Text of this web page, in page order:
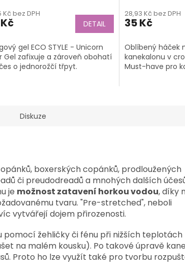
Kč bez DPH
DETAIL
gel ECO STYLE - Unicorn
Gel zafixuje a zároveň obohatí
o jednorožčí třpyt.
produktu
je
z
5
hvězdiček.
28,93 Kč bez DPH
35 Kč
Oblíbený háček
kanekalonu v
Must-have pro
Diskuze
boxerských copánků, prodloužených
či preudodreadů a mnohých dalších
je možnost zatavení horkou vodou, díky
tvaru. "Pre-stretched", neboli
vytvářejí dojem přirozenosti.
pomocí žehličky či fénu při nižších
na malém kousku). Po takové úpravě
Proto ho lze využít také pro tvorbu